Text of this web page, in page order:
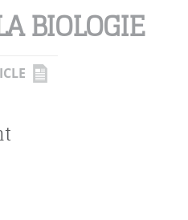
BIOLOGIE